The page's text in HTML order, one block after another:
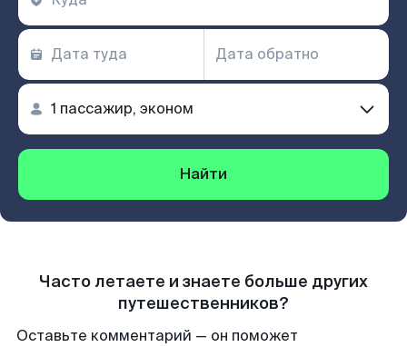
Найти
Часто летаете и знаете больше других
путешественников?
Оставьте комментарий — он поможет